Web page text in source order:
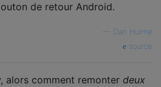
de retour Android.
Dan Hulme
source
alors comment remonter deux